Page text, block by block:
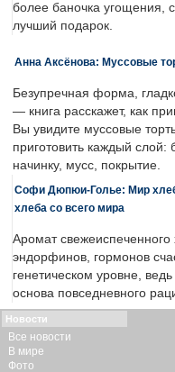
более баночка угощения,
лучший подарок.
Анна Аксёнова: Муссовые
Безупречная форма,
— книга расскажет, как
Вы увидите муссовые
приготовить каждый слой:
начинку, мусс, покрытие.
Софи Дюпюи-Голье: Мир
хлеба со всего мира
Аромат
эндорфинов, гормонов
генетическом уровне,
основа повседневного
Новости
Все новости
В мире
Фото